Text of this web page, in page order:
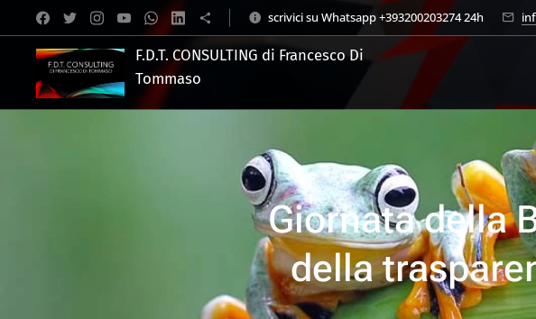
scrivici su Whatsapp +393200203274 24h
F.D.T. CONSULTING di Francesco Di
Tommaso
.
Giornata della
della